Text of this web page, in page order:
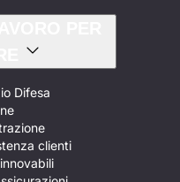
Difesa
clienti